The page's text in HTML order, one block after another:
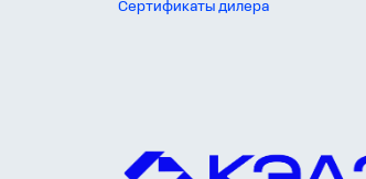
Сертификаты дилера